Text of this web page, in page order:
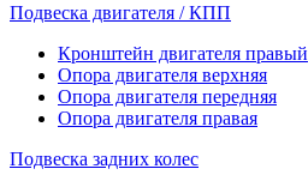
Подвеска двигателя / КПП
Кронштейн двигателя правый
Опора двигателя верхняя
Опора двигателя передняя
Опора двигателя правая
Подвеска задних колес